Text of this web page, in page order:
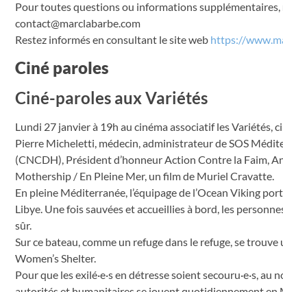
Pour toutes questions ou informations supplémentaires,
contact@marclabarbe.com
Restez informés en consultant le site web https://
Ciné paroles
Ciné-paroles aux Variétés
Lundi 27 janvier à 19h au cinéma associatif les Variétés,
Pierre Micheletti, médecin, administrateur de SOS
(CNCDH), Président d’honneur Action Contre la Faim,
Mothership / En Pleine Mer, un film de Muriel Cravatte.
En pleine Méditerranée, l’équipage de l’Ocean Viking
Libye. Une fois sauvées et accueillies à bord, les
sûr.
Sur ce bateau, comme un refuge dans le refuge, se
Women’s Shelter.
Pour que les exilé·e·s en détresse soient secouru·e·s,